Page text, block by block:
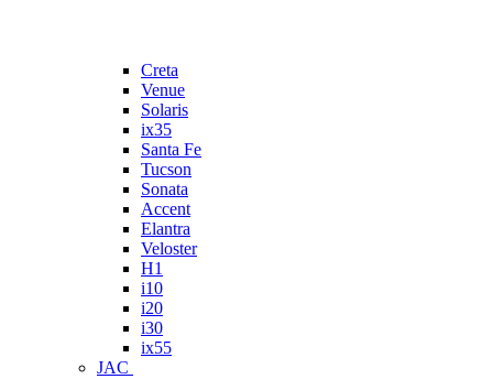
Creta
Venue
Solaris
ix35
Santa Fe
Tucson
Sonata
Accent
Elantra
Veloster
H1
i10
i20
i30
ix55
JAC